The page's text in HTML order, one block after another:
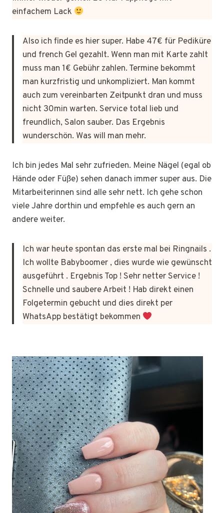
einfachem Lack
Also ich finde es hier super. Habe 47€ für Pediküre
und french Gel gezahlt. Wenn man mit Karte zahlt
muss man 1€ Gebühr zahlen. Termine bekommt
man kurzfristig und unkompliziert. Man kommt
auch zum vereinbarten Zeitpunkt dran und muss
nicht 30min warten. Service total lieb und
freundlich, Salon sauber. Das Ergebnis
wunderschön. Was will man mehr.
Ich bin jedes Mal sehr zufrieden. Meine Nägel (egal ob
Hände oder Füße) sehen danach immer super aus. Die
Mitarbeiterinnen sind alle sehr nett. Ich gehe schon
viele Jahre dorthin und empfehle es auch gern an
andere weiter.
Ich war heute spontan das erste mal bei Ringnails .
Ich wollte Babyboomer , dies wurde wie gewünscht
ausgeführt . Ergebnis Top ! Sehr netter Service !
Schnelle und saubere Arbeit ! Hab direkt einen
Folgetermin gebucht und dies direkt per
WhatsApp bestätigt bekommen